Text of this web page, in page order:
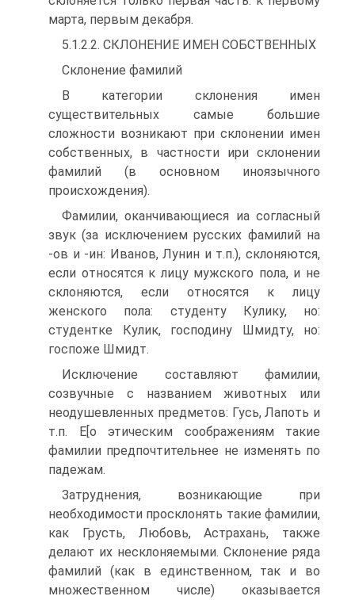
марта, первым декабря.
5.1.2.2. СКЛОНЕНИЕ ИМЕН СОБСТВЕННЫХ
Склонение фамилий
В категории склонения имен
существительных самые большие
сложности возникают при склонении имен
собственных, в частности ири склонении
фамилий (в основном иноязычного
происхождения).
Фамилии, оканчивающиеся иа согласный
звук (за исключением русских фамилий на
-ов и -ин: Иванов, Лунин и т.п.), склоняются,
если относятся к лицу мужского пола, и не
склоняются, если относятся к лицу
женского пола: студенту Кулику, но:
студентке Кулик, господину Шмидту, но:
госпоже Шмидт.
Исключение составляют фамилии,
созвучные с названием животных или
неодушевленных предметов: Гусь, Лапоть и
т.п. Е[о этическим соображениям такие
фамилии предпочтительнее не изменять по
падежам.
Затруднения, возникающие при
необходимости просклонять такие фамилии,
как Грусть, Любовь, Астрахань, также
делают их несклоняемыми. Склонение ряда
фамилий (как в единственном, так и во
множественном числе) оказывается